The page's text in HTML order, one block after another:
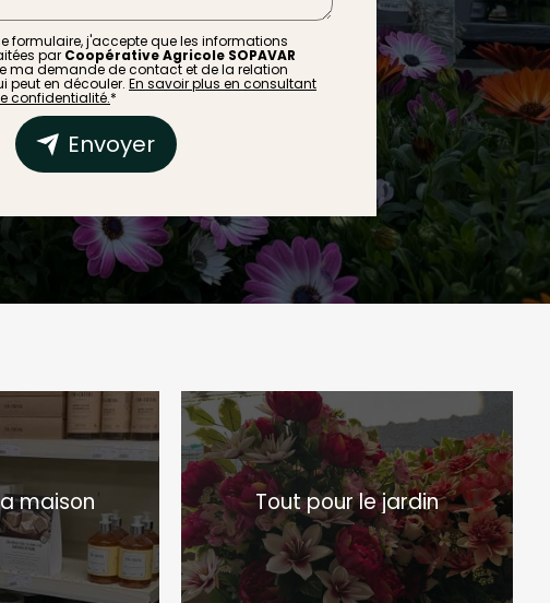
formulaire, j'accepte que les informations
par Coopérative Agricole SOPAVAR
ma demande de contact et de la relation
peut en découler. En savoir plus en consultant
confidentialité.*
Envoyer
maison Tout pour le jardin